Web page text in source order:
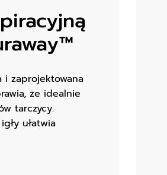
i zaprojektowana
że idealnie
tarczycy.
ułatwia